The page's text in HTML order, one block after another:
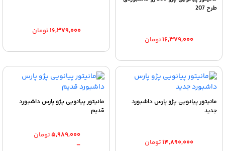
طرح 207
۱۶,۳۷۹,۰۰۰تومان
۱۶,۳۷۹,۰۰۰تومان
مانیتور پیانویی پژو پارس داشبورد
جدید
۱۴,۸۹۰,۰۰۰تومان
مانیتور پیانویی پژو پارس داشبورد
قدیم
–
۵,۹۸۹,۰۰۰تومان
Price